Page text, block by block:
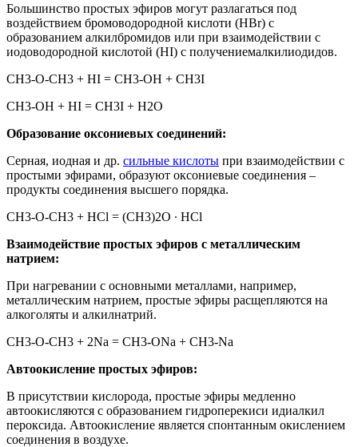
Большинство простых эфиров могут разлагаться под
воздействием бромоводородной кислоти (HBr) с
образованием алкилбромидов или при взаимодействии с
иодоводородной кислотой (HI) с получениемалкилиодидов.
СН3-О-СН3 + НI = СН3-ОН + СН3I
СН3-ОН + НI = СН3I + Н2О
Образование оксониевых соединений:
Серная, иодная и др. сильные кислоты при взаимодействии с
простыми эфирами, образуют оксониевые соединения –
продукты соединения высшего порядка.
СН3-О-СН3 + HCl = (CH3)2О ∙ HCl
Взаимодействие простых эфиров с металлическим
натрием:
При нагревании с основными металлами, например,
металлическим натрием, простые эфиры расщепляются на
алкоголяты и алкилнатрий.
СН3-О-СН3 + 2Na = СН3-ОNa + СН3-Na
Автоокисление простых эфиров:
В присутствии кислорода, простые эфиры медленно
автоокисляются с образованием гидроперекиси идиалкил
пероксида. Автоокисление является спонтанным окислением
соединения в воздухе.